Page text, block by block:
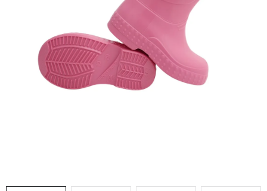
Všeobecné obchodné podmienky
Podmienky ochrany osobných údajov a poučenie o cookies
Reklamačný poriadok
Reklamačný formulár
Formulár na odstúpenie od zmluvy
Moja objednávka